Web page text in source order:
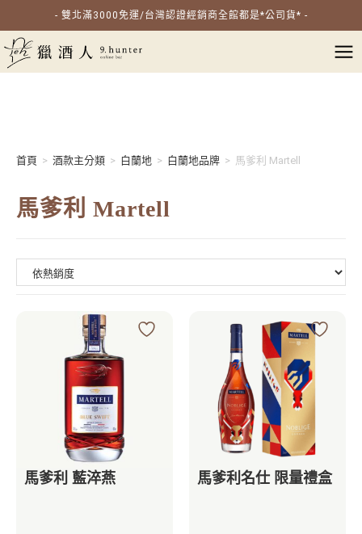
- 雙北滿3000免運/台灣認證經銷商全館都是*公司貨* -
首頁 > 酒款主分類 > 白蘭地 > 白蘭地品牌 > 馬爹利 Martell
馬爹利 Martell
馬爹利 藍淬燕 馬爹利名仕 限量禮盒